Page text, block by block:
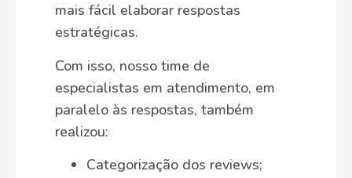
mais fácil elaborar respostas
estratégicas.
Com isso, nosso time de
especialistas em atendimento, em
paralelo às respostas, também
realizou:
Categorização dos reviews;